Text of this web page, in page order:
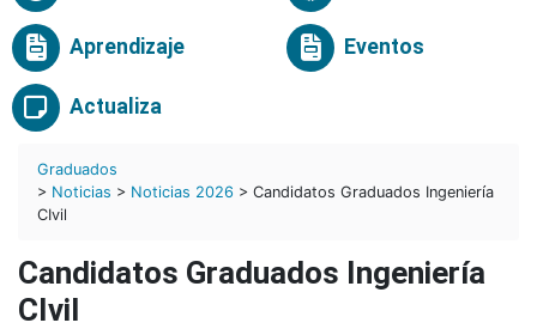
Aprendizaje Eventos
Actualiza
Graduados
> Noticias > Noticias 2026 > Candidatos Graduados Ingeniería
CIvil
Candidatos Graduados Ingeniería
CIvil